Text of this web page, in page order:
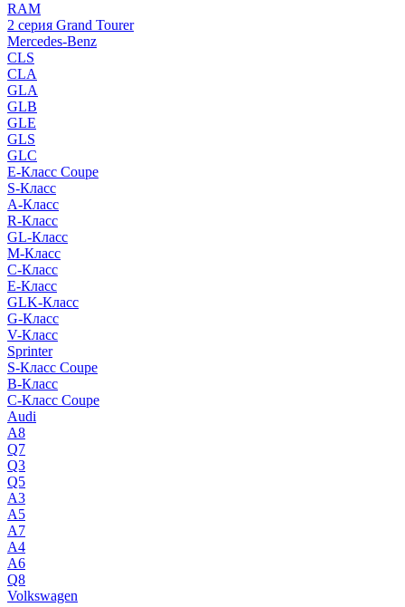
RAM
2 серия Grand Tourer
Mercedes-Benz
CLS
CLA
GLA
GLB
GLE
GLS
GLC
E-Класс Coupe
S-Класс
A-Класс
R-Класс
GL-Класс
M-Класс
C-Класс
E-Класс
GLK-Класс
G-Класс
V-Класс
Sprinter
S-Класс Сoupe
B-Класс
C-Класс Coupe
Audi
A8
Q7
Q3
Q5
A3
A5
A7
A4
A6
Q8
Volkswagen